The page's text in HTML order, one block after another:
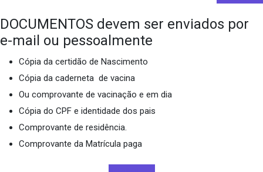
DOCUMENTOS devem ser enviados por
e-mail ou pessoalmente
Cópia da certidão de Nascimento
Cópia da caderneta de vacina
Ou comprovante de vacinação e em dia
Cópia do CPF e identidade dos pais
Comprovante de residência.
Comprovante da Matrícula paga